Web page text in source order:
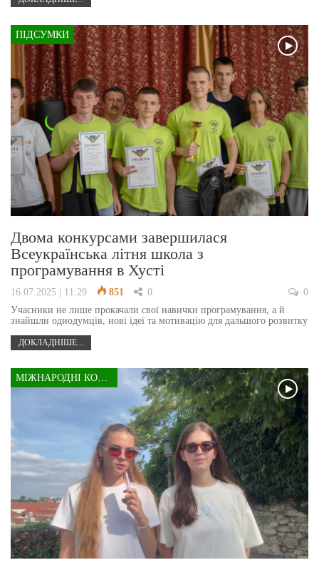
ПІДСУМКИ
Двома конкурсами завершилася
Всеукраїнська літня школа з
програмування в Хусті
16.07.2025 | 11:29 851 0
0
Учасники не лише прокачали свої навички програмування, а й
знайшли однодумців, нові ідеї та мотивацію для дальшого розвитку
ДОКЛАДНІШЕ...